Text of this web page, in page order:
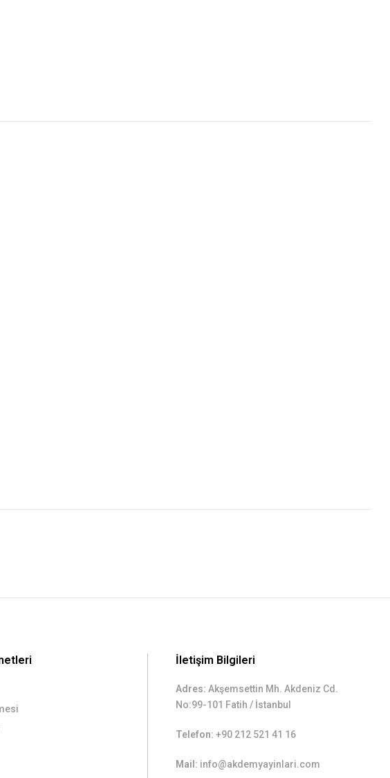
İletişim Bilgileri
Adres: Akşemsettin Mh. Akdeniz Cd.
No:99-101 Fatih / İstanbul
Telefon: +90 212 521 41 16
Mail: info@akdemyayinlari.com